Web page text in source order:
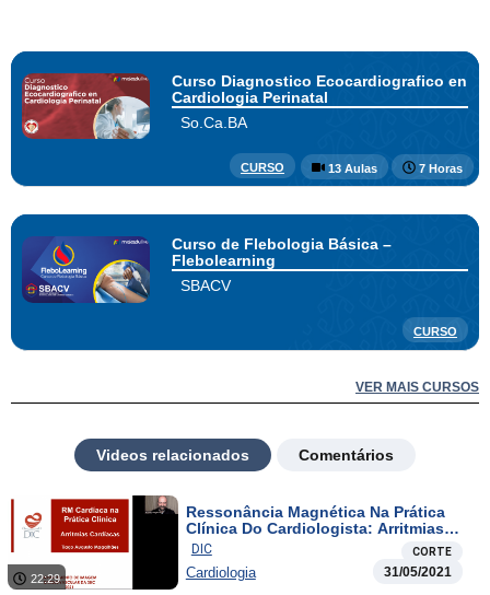
Curso Diagnostico Ecocardiografico en
Cardiologia Perinatal
So.Ca.BA
CURSO 13 Aulas 7 Horas
Curso de Flebologia Básica –
Flebolearning
SBACV
CURSO
VER MAIS CURSOS
Videos relacionados Comentários
22:29
Ressonância Magnética Na Prática
Clínica Do Cardiologista: Arritmias
Cardíacas
DIC CORTE
Cardiologia 31/05/2021